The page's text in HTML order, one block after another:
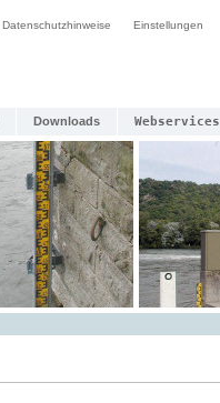
Datenschutzhinweise Einstellungen
Downloads Webservices